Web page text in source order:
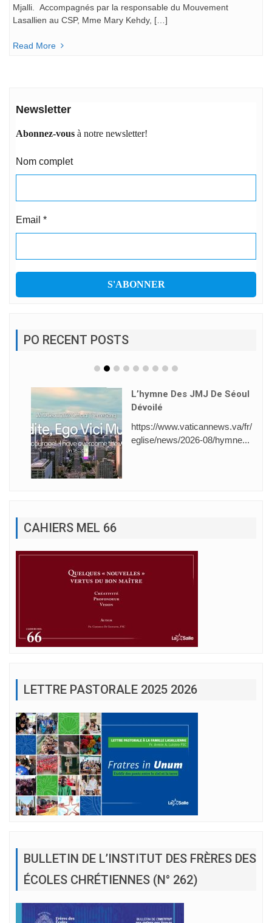
Mjalli. Accompagnés par la responsable du Mouvement
Lasallien au CSP, Mme Mary Kehdy, […]
Read More
Newsletter
Abonnez-vous à notre newsletter!
Nom complet
Email *
PO RECENT POSTS
L’hymne Des JMJ De Séoul
Dévoilé
https://www.vaticannews.va/fr/
eglise/news/2026-08/hymne...
CAHIERS MEL 66
LETTRE PASTORALE 2025 2026
BULLETIN DE L’INSTITUT DES FRÈRES DES
ÉCOLES CHRÉTIENNES (N° 262)